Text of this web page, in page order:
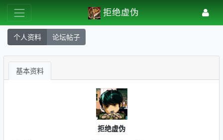
拒绝虚伪
个人资料 论坛帖子
基本资料
拒绝虚伪